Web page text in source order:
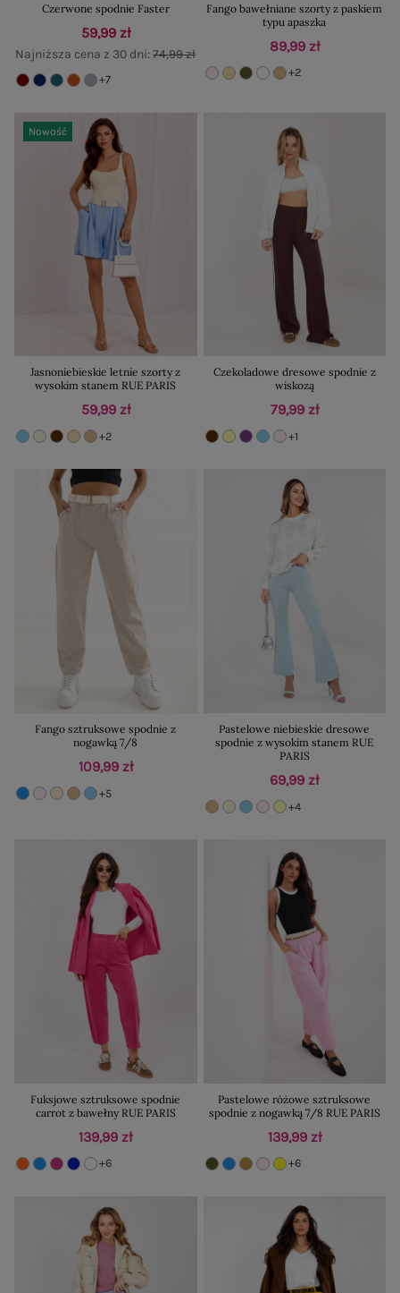
Czerwone spodnie Faster
59,99 zł
Najniższa cena z 30 dni:74,99 zł
+7
Fango bawełniane szorty z paskiem
typu apaszka
89,99 zł
+2
Nowość
Jasnoniebieskie letnie szorty z
wysokim stanem RUE PARIS
59,99 zł
+2
Czekoladowe dresowe spodnie z
wiskozą
79,99 zł
+1
Fango sztruksowe spodnie z
nogawką 7/8
109,99 zł
+5
Pastelowe niebieskie dresowe
spodnie z wysokim stanem RUE
PARIS
69,99 zł
+4
Fuksjowe sztruksowe spodnie
carrot z bawełny RUE PARIS
139,99 zł
+6
Pastelowe różowe sztruksowe
spodnie z nogawką 7/8 RUE PARIS
139,99 zł
+6